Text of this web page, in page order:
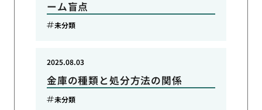
ーム盲点
未分類
金庫の種類と処分方法の関係
2025.08.03
未分類